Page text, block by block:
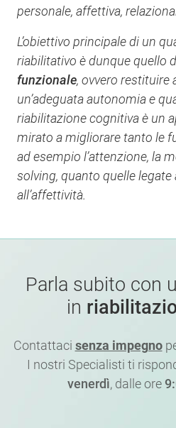
personale, affettiva,
L’obiettivo principale di un
riabilitativo è dunque quello
funzionale, ovvero restituire
un’adeguata autonomia e
riabilitazione cognitiva è un
mirato a migliorare tanto le
ad esempio l’attenzione, la
solving, quanto quelle
all’affettività.
Parla subito con
in
Contattaci senza impegno
I nostri Specialisti ti
venerdì, dalle ore